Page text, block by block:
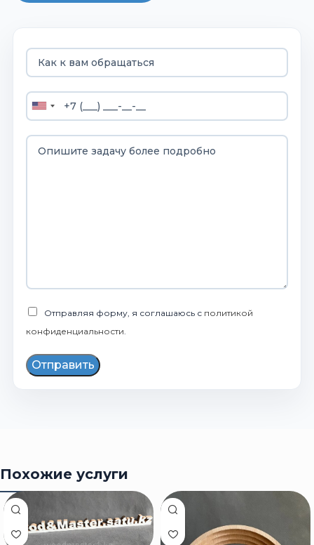
Отправляя форму, я соглашаюсь с политикой
конфиденциальности
Отправить
Похожие услуги